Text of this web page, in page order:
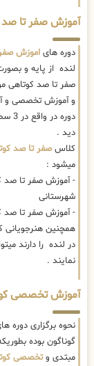
آموزش صفر تا صد
دوره های اموزش
لنده از پایه و
صفر تا صد کوتاهی
و آموزش تخصصی و
دید .
کلاسصفر تا صد
میشود :
- آموزش صفر تا صد
شهرستانی
- آموزش صفر تا صد
همچنین هنرجویانی
در لنده را دارند
نمایند .
آموزش تخصصی
نحوه برگزاری دوره
گوناگون بوده
مبتدی وتخصصی